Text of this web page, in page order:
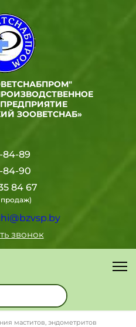
ЗООВЕТСНАБ»
84-89
84-90
84 67
звонок
маститов, эндометритов